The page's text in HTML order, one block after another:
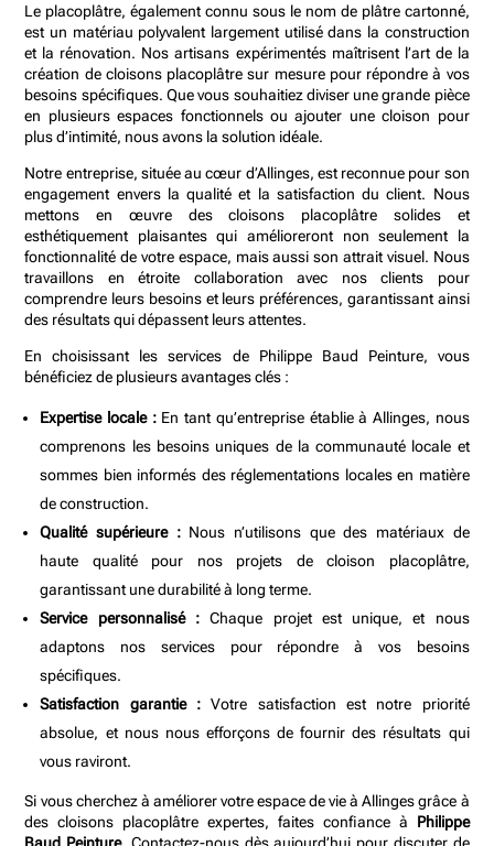
Le placoplâtre, également connu sous le nom de plâtre cartonné,
est un matériau polyvalent largement utilisé dans la construction
et la rénovation. Nos artisans expérimentés maîtrisent l’art de la
création de cloisons placoplâtre sur mesure pour répondre à vos
besoins spécifiques. Que vous souhaitiez diviser une grande pièce
en plusieurs espaces fonctionnels ou ajouter une cloison pour
plus d’intimité, nous avons la solution idéale.
Notre entreprise, située au cœur d’Allinges, est reconnue pour son
engagement envers la qualité et la satisfaction du client. Nous
mettons en œuvre des cloisons placoplâtre solides et
esthétiquement plaisantes qui amélioreront non seulement la
fonctionnalité de votre espace, mais aussi son attrait visuel. Nous
travaillons en étroite collaboration avec nos clients pour
comprendre leurs besoins et leurs préférences, garantissant ainsi
des résultats qui dépassent leurs attentes.
En choisissant les services de Philippe Baud Peinture, vous
bénéficiez de plusieurs avantages clés :
Expertise locale :En tant qu’entreprise établie à Allinges, nous
comprenons les besoins uniques de la communauté locale et
sommes bien informés des réglementations locales en matière
de construction.
Qualité supérieure :Nous n’utilisons que des matériaux de
haute qualité pour nos projets de cloison placoplâtre,
garantissant une durabilité à long terme.
Service personnalisé :Chaque projet est unique, et nous
adaptons nos services pour répondre à vos besoins
spécifiques.
Satisfaction garantie : Votre satisfaction est notre priorité
absolue, et nous nous efforçons de fournir des résultats qui
vous raviront.
Si vous cherchez à améliorer votre espace de vie à Allinges grâce à
des cloisons placoplâtre expertes, faites confiance à Philippe
Baud Peinture. Contactez-nous dès aujourd’hui pour discuter de